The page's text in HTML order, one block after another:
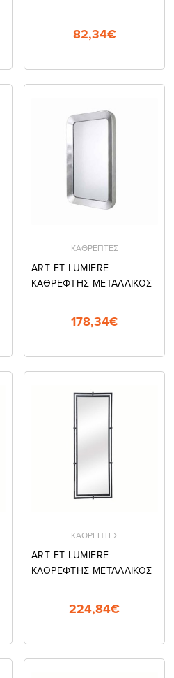
82,34€
ΚΑΘΡΕΠΤΕΣ
ART ET LUMIERE
ΚΑΘΡΕΦΤΗΣ ΜΕΤΑΛΛΙΚΟΣ
178,34€
ΚΑΘΡΕΠΤΕΣ
ART ET LUMIERE
ΚΑΘΡΕΦΤΗΣ ΜΕΤΑΛΛΙΚΟΣ
224,84€